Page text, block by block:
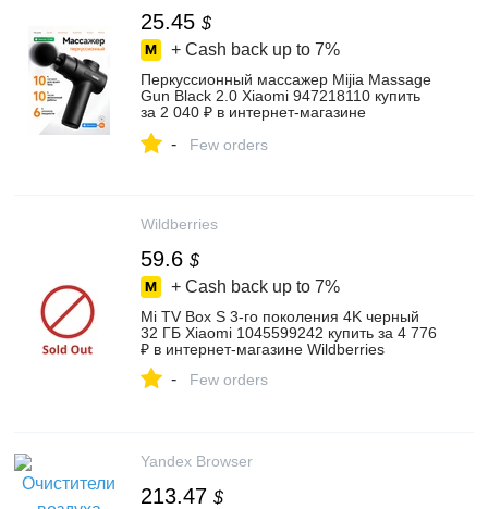
25.45 $
+ Cash back up to 7%
Перкуссионный массажер Mijia Massage
Gun Black 2.0 Xiaomi 947218110 купить
за 2 040 ₽ в интернет‑магазине
- Few orders
Wildberries
59.6 $
+ Cash back up to 7%
Mi TV Box S 3-го поколения 4K черный
32 ГБ Xiaomi 1045599242 купить за 4 776
₽ в интернет‑магазине Wildberries
- Few orders
Yandex Browser
213.47 $